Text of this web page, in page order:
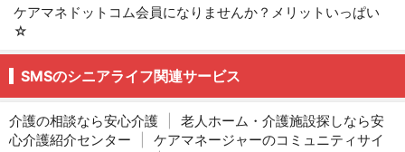
ケアマネドットコム会員になりませんか？メリットいっぱい
☆
SMSのシニアライフ関連サービス
介護の相談なら安心介護
老人ホーム・介護施設探しなら安
心介護紹介センター
ケアマネージャーのコミュニティサイ